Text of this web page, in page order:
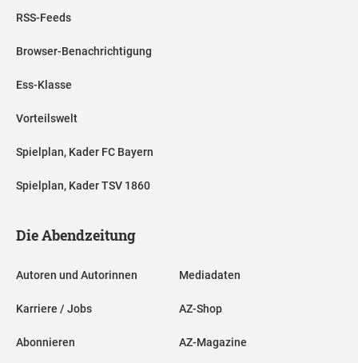
RSS-Feeds
Browser-Benachrichtigung
Ess-Klasse
Vorteilswelt
Spielplan, Kader FC Bayern
Spielplan, Kader TSV 1860
Die Abendzeitung
Autoren und Autorinnen
Karriere / Jobs
Abonnieren
Mediadaten
AZ-Shop
AZ-Magazine